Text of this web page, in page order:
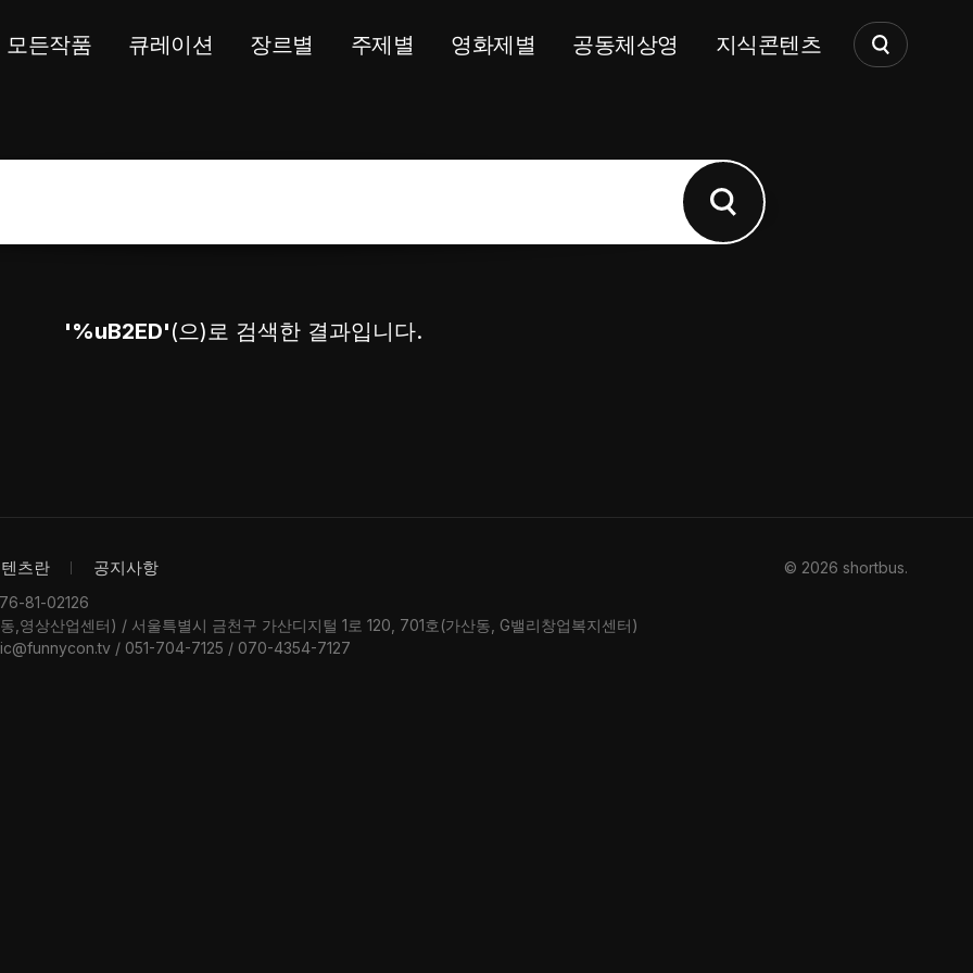
모든작품 큐레이션 장르별 주제별 영화제별 공동체상영 지식콘텐츠
'%uB2ED'(으)로 검색한 결과입니다.
츠란 공지사항
81-02126
영상산업센터) / 서울특별시 금천구 가산디지털 1로 120, 701호(가산동, G밸리창업복지센터)
/ 051-704-7125 / 070-4354-7127
© 2026 shortbus.